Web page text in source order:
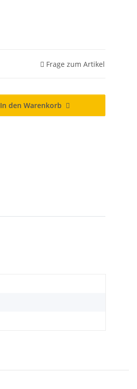
Frage zum Artikel
In den Warenkorb